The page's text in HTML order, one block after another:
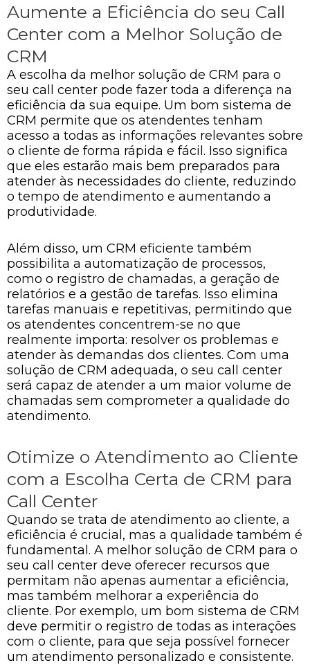
Aumente a Eficiência do seu Call
Center com a Melhor Solução de
CRM
A escolha da melhor solução de CRM para o
seu call center pode fazer toda a diferença na
eficiência da sua equipe. Um bom sistema de
CRM permite que os atendentes tenham
acesso a todas as informações relevantes sobre
o cliente de forma rápida e fácil. Isso significa
que eles estarão mais bem preparados para
atender às necessidades do cliente, reduzindo
o tempo de atendimento e aumentando a
produtividade.
Além disso, um CRM eficiente também
possibilita a automatização de processos,
como o registro de chamadas, a geração de
relatórios e a gestão de tarefas. Isso elimina
tarefas manuais e repetitivas, permitindo que
os atendentes concentrem-se no que
realmente importa: resolver os problemas e
atender às demandas dos clientes. Com uma
solução de CRM adequada, o seu call center
será capaz de atender a um maior volume de
chamadas sem comprometer a qualidade do
atendimento.
Otimize o Atendimento ao Cliente
com a Escolha Certa de CRM para
Call Center
Quando se trata de atendimento ao cliente, a
eficiência é crucial, mas a qualidade também é
fundamental. A melhor solução de CRM para o
seu call center deve oferecer recursos que
permitam não apenas aumentar a eficiência,
mas também melhorar a experiência do
cliente. Por exemplo, um bom sistema de CRM
deve permitir o registro de todas as interações
com o cliente, para que seja possível fornecer
um atendimento personalizado e consistente.